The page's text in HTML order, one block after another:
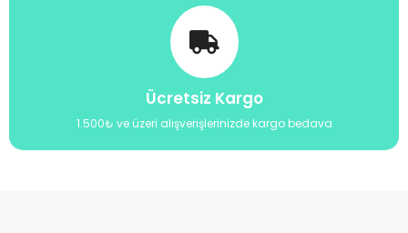
Ücretsiz Kargo
1.500₺ ve üzeri alışverişlerinizde kargo bedava